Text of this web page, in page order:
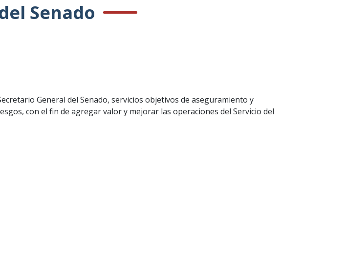
Senado
General del Senado, servicios objetivos de aseguramiento y
con el fin de agregar valor y mejorar las operaciones del Servicio del